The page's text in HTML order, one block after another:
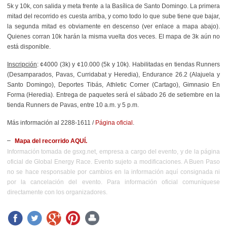
5k y 10k, con salida y meta frente a la Basílica de Santo Domingo. La primera
mitad del recorrido es cuesta arriba, y como todo lo que sube tiene que bajar,
la segunda mitad es obviamente en descenso (ver enlace a mapa abajo).
Quienes corran 10k harán la misma vuelta dos veces. El mapa de 3k aún no
está disponible.
Inscripción: ¢4000 (3k) y ¢10.000 (5k y 10k). Habilitadas en tiendas Runners
(Desamparados, Pavas, Curridabat y Heredia), Endurance 26.2 (Alajuela y
Santo Domingo), Deportes Tibás, Athletic Corner (Cartago), Gimnasio En
Forma (Heredia). Entrega de paquetes será el sábado 26 de setiembre en la
tienda Runners de Pavas, entre 10 a.m. y 5 p.m.
Más información al 2288-1611 / Página oficial
Mapa del recorrido AQUÍ.
Información tomada de gsxg.net, empresa a cargo del evento, y de la página
oficial de Global Energy Race. Evento sujeto a modificaciones. A Buen Paso
no se hace responsable por cambios en la información aquí consignada ni
por la cancelación del evento. Para información oficial comuníquese
directamente con los organizadores.